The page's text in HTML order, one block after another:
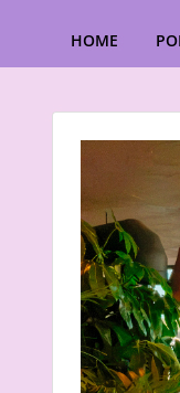
HOME